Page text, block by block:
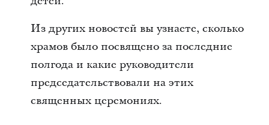
Из других новостей вы узнаете, сколько
храмов было посвящено за последние
полгода и какие руководители
председательствовали на этих
священных церемониях.